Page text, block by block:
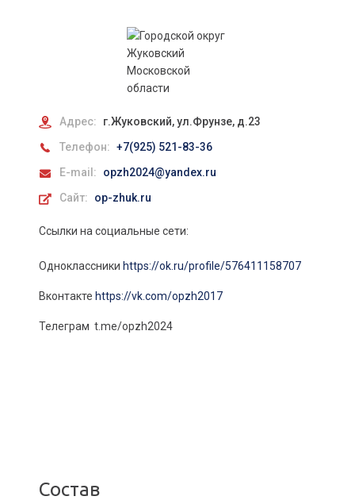
Адрес:
г.Жуковский, ул.Фрунзе, д.23
Телефон: +7(925) 521-83-36
E-mail:
opzh2024@yandex.ru
Сайт:
op-zhuk.ru
Ссылки на социальные сети:
Одноклассники https://ok.ru/profile/576411158707
Вконтакте https://vk.com/opzh2017
Телеграм t.me/opzh2024
Состав